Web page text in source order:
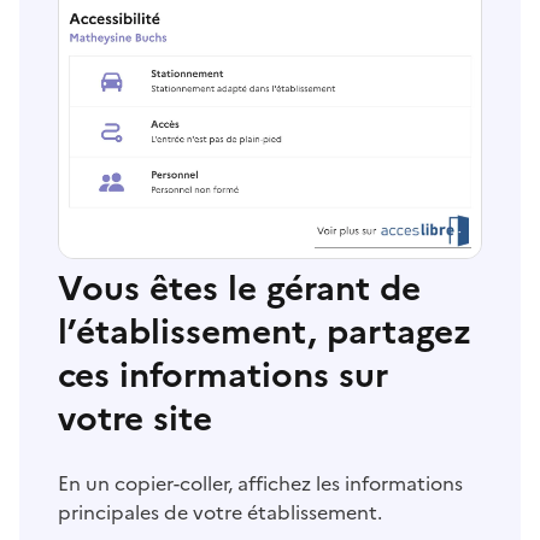
Vous êtes le gérant de
l’établissement, partagez
ces informations sur
votre site
En un copier-coller, affichez les informations
principales de votre établissement.